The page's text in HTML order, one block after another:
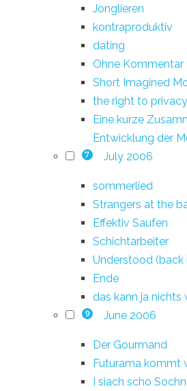
Jonglieren
kontraproduktiv
dating
Ohne Kommentar
Short Imagined
the right to
Eine kurze
Entwicklung der
7 July 2006
sommerlied
Strangers at the
Effektiv Saufen
Schichtarbeiter
Understood (back
Ende
das kann ja nichts
9 June 2006
Der Gourmand
Futurama kommt
I siach scho Sochn